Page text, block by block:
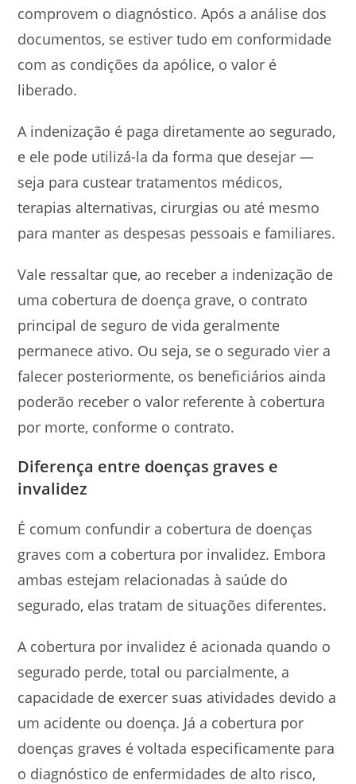
comprovem o diagnóstico. Após a análise dos
documentos, se estiver tudo em conformidade
com as condições da apólice, o valor é
liberado.
A indenização é paga diretamente ao segurado,
e ele pode utilizá-la da forma que desejar —
seja para custear tratamentos médicos,
terapias alternativas, cirurgias ou até mesmo
para manter as despesas pessoais e familiares.
Vale ressaltar que, ao receber a indenização de
uma cobertura de doença grave, o contrato
principal de seguro de vida geralmente
permanece ativo. Ou seja, se o segurado vier a
falecer posteriormente, os beneficiários ainda
poderão receber o valor referente à cobertura
por morte, conforme o contrato.
Diferença entre doenças graves e
invalidez
É comum confundir a cobertura de doenças
graves com a cobertura por invalidez. Embora
ambas estejam relacionadas à saúde do
segurado, elas tratam de situações diferentes.
A cobertura por invalidez é acionada quando o
segurado perde, total ou parcialmente, a
capacidade de exercer suas atividades devido a
um acidente ou doença. Já a cobertura por
doenças graves é voltada especificamente para
o diagnóstico de enfermidades de alto risco,